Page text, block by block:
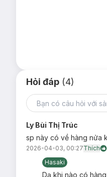
Hỏi đáp (4)
Ly Bùi Thị Trúc
sp này có về hàng nửa
2026-04-03, 00:27Thích
Hasaki
Dạ khi nào có